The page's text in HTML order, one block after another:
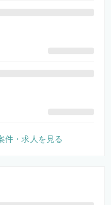
件・求人を見る